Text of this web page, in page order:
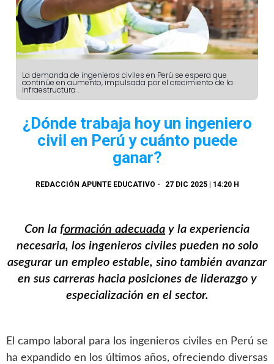
La demanda de ingenieros civiles en Perú se espera que
continúe en aumento, impulsada por el crecimiento de la
infraestructura .
¿Dónde trabaja hoy un ingeniero
civil en Perú y cuánto puede
ganar?
REDACCIÓN APUNTE EDUCATIVO - 27 DIC 2025 | 14:20 H
Con la formación adecuada y la experiencia
necesaria, los ingenieros civiles pueden no solo
asegurar un empleo estable, sino también avanzar
en sus carreras hacia posiciones de liderazgo y
especialización en el sector.
El campo laboral para los ingenieros civiles en Perú se
ha expandido en los últimos años, ofreciendo diversas